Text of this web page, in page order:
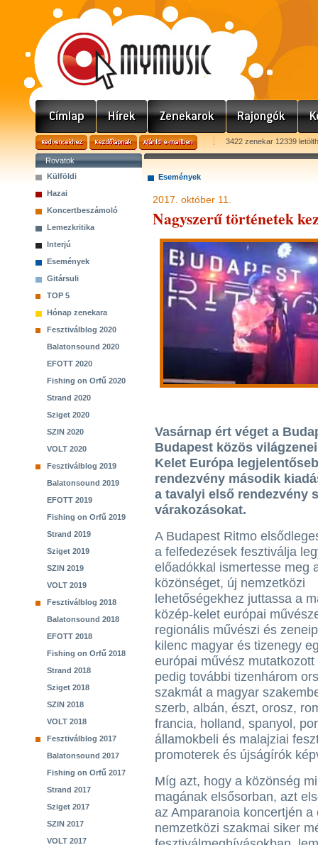
3422 zenekar 12339
Rovatok
Külföldi
Hazai
Koncertbeszámoló
Lemezkritika
Interjú
Események
Gitársuli
TOP 5
Hónap zenekara
Fesztiválblog 2020
Balatonsound 2020
EFOTT 2020
Fishing on Orfű 2020
Strand 2020
Sziget 2020
SZIN 2020
VOLT 2020
Fesztiválblog 2019
Balatonsound 2019
EFOTT 2019
Fishing on Orfű 2019
Strand 2019
Sziget 2019
SZIN 2019
VOLT 2019
Fesztiválblog 2018
Balatonsound 2018
EFOTT 2018
Fishing on Orfű 2018
Strand 2018
Sziget 2018
SZIN 2018
VOLT 2018
Fesztiválblog 2017
Balatonsound 2017
Fishing on Orfű 2017
Strand 2017
Sziget 2017
SZIN 2017
VOLT 2017
Események
2017. október 11.
Nagyszerű történetek
Vasárnap ért véget a
Budapest közös
Kelet Európa
rendezvény második
a tavalyi első rendezvény
várakozásokat.
A Budapest Ritmo
a felfedezések fesztiválja
előadókkal ismertesse meg
közönséget, új nemzetközi
lehetőségekhez juttassa a
közép-kelet európai
regionális művészi és
kilenc magyar és tizenegy
európai művész
pedig további tizenhárom
szakmát a magyar
szerb, albán, észt, orosz,
francia, holland, spanyol,
államokbeli és malajziai
promoterek és újságírók
Míg azt, hogy a közönség
magának elsősorban, azt
az Amparanoia koncertjén
nemzetközi szakmai siker